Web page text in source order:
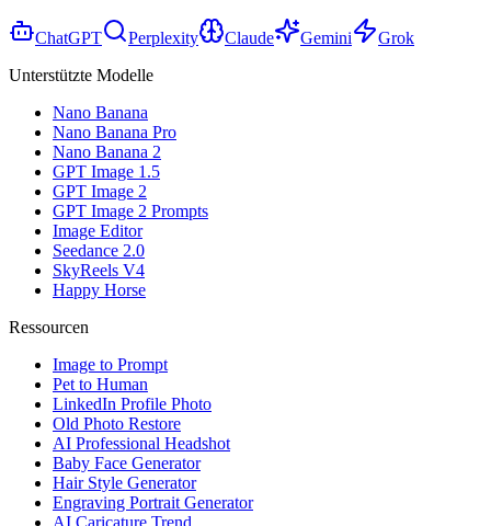
ChatGPT Perplexity Claude Gemini
Grok
Unterstützte Modelle
Nano Banana
Nano Banana Pro
Nano Banana 2
GPT Image 1.5
GPT Image 2
GPT Image 2 Prompts
Image Editor
Seedance 2.0
SkyReels V4
Happy Horse
Ressourcen
Image to Prompt
Pet to Human
LinkedIn Profile Photo
Old Photo Restore
AI Professional Headshot
Baby Face Generator
Hair Style Generator
Engraving Portrait Generator
AI Caricature Trend